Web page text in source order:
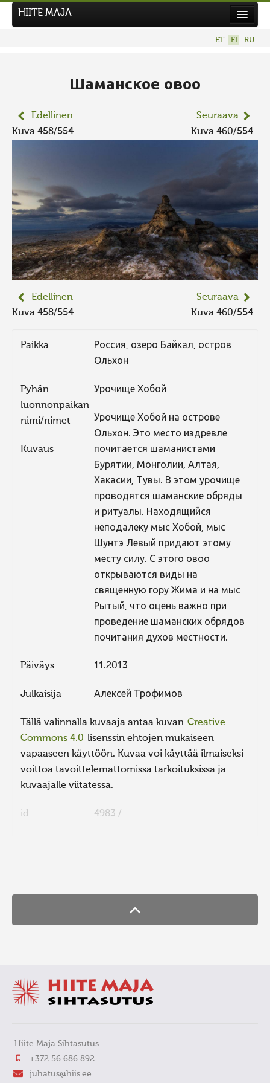
UUSI KUVAKILPAILU
AIEMMAT KILPAILUT
HIITE MAJA
ET FI RU
Шаманское овоо
Edellinen
Kuva 458/554
Seuraava
Kuva 460/554
Edellinen
Kuva 458/554
Seuraava
Kuva 460/554
Paikka
Россия, озеро Байкал, остров
Ольхон
Pyhän
luonnonpaikan
nimi/nimet
Урочище Хобой
Kuvaus
Урочище Хобой на острове
Ольхон. Это место издревле
почитается шаманистами
Бурятии, Монголии, Алтая,
Хакасии, Тувы. В этом урочище
проводятся шаманские обряды
и ритуалы. Находящийся
неподалеку мыс Хобой, мыс
Шунтэ Левый придают этому
месту силу. С этого овоо
открываются виды на
священную гору Жима и на мыс
Рытый, что оцень важно при
проведение шаманских обрядов
почитания духов местности.
Päiväys 11.2013
Julkaisija Алексей Трофимов
Tällä valinnalla kuvaaja antaa kuvan Creative
Commons 4.0 lisenssin ehtojen mukaiseen
vapaaseen käyttöön. Kuvaa voi käyttää ilmaiseksi
voittoa tavoittelemattomissa tarkoituksissa ja
kuvaajalle viitatessa.
id 4983 /
Hiite Maja Sihtasutus
+372 56 686 892
juhatus@hiis.ee